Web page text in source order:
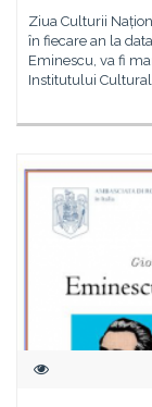
Ziua Culturii
în fiecare an la
Eminescu, va fi
Institutului